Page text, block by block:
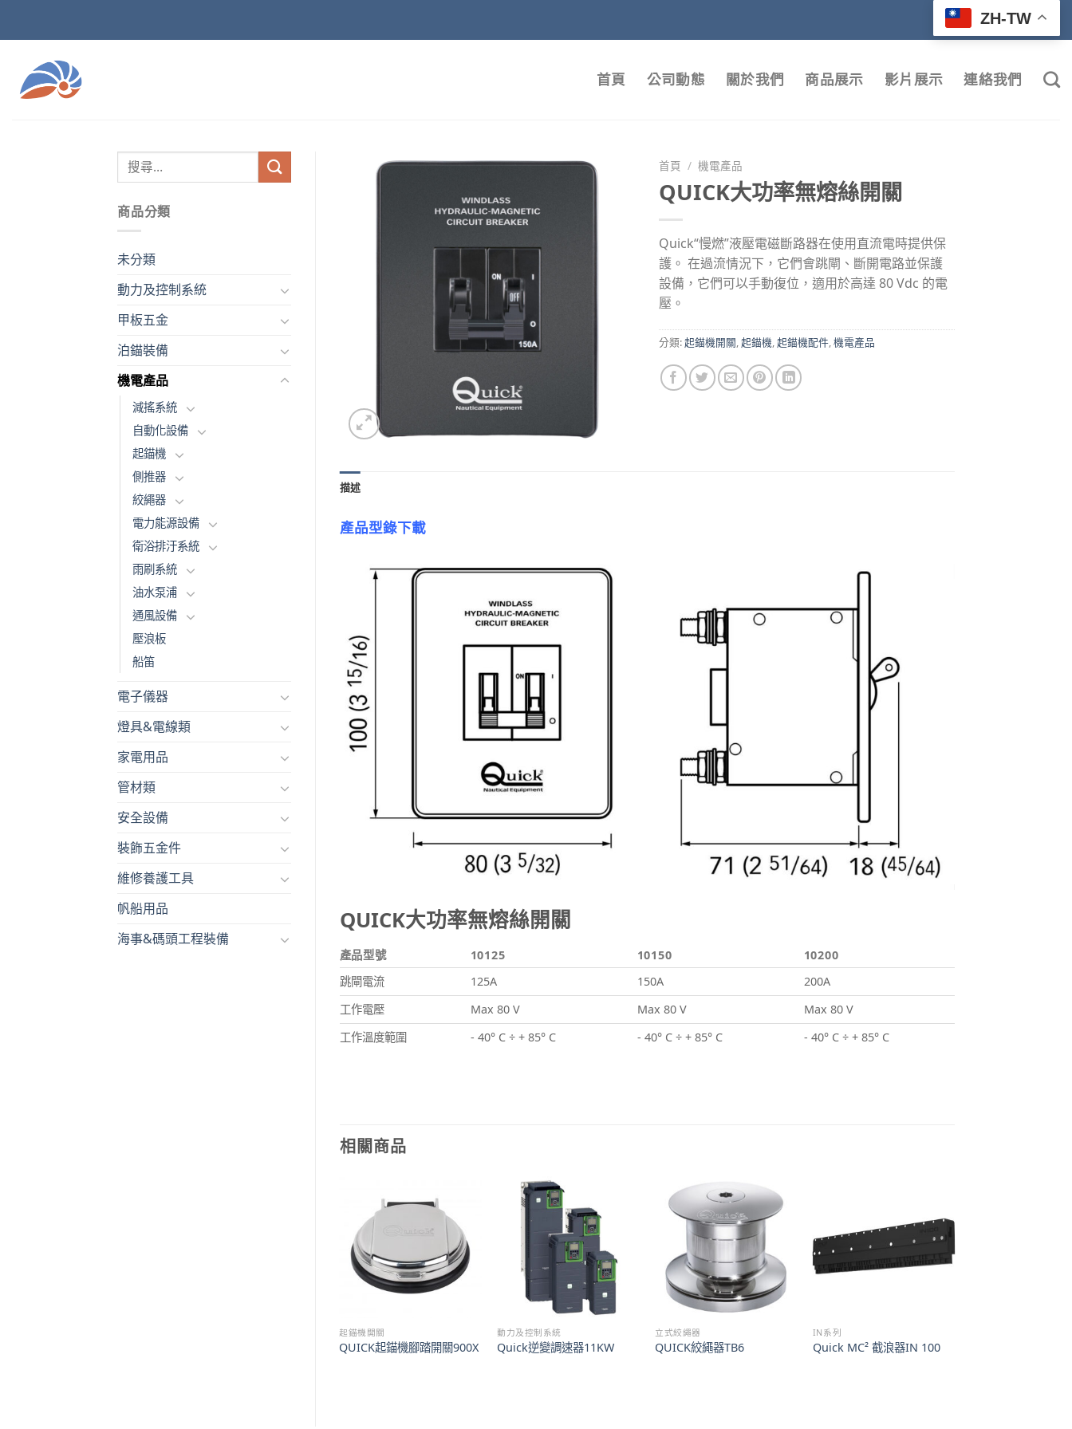
ZH-TW
首頁 公司動態 關於我們 商品展示 影片展示 連絡我們
商品分類
未分類
動力及控制系統
甲板五金
泊錨裝備
機電產品
減搖系統
自動化設備
起錨機
側推器
絞繩器
電力能源設備
衛浴排汙系統
雨刷系統
油水泵浦
通風設備
壓浪板
船笛
電子儀器
燈具&電線類
家電用品
管材類
安全設備
裝飾五金件
維修養護工具
帆船用品
海事&碼頭工程裝備
首頁 / 機電產品
QUICK大功率無熔絲開關
Quick“慢燃”液壓電磁斷路器在使用直流電時提供保
護。 在過流情況下，它們會跳閘、斷開電路並保護
設備，它們可以手動復位，適用於高達 80 Vdc 的電
壓。
分類:起錨機開關,起錨機,起錨機配件,機電產品
描述
產品型錄下載
QUICK大功率無熔絲開關
產品型號 10125 10150
10200
跳閘電流
125A 150A
200A
工作電壓
Max 80 V Max 80 V
Max 80 V
工作溫度範圍
- 40° C ÷ + 85° C - 40° C ÷ + 85° C - 40° C ÷ + 85° C
相關商品
起錨機開關
QUICK起錨機腳踏開關900X
動力及控制系統
Quick逆變調速器11KW
立式絞繩器
QUICK絞繩器TB6
IN系列
Quick MC² 截浪器IN 100